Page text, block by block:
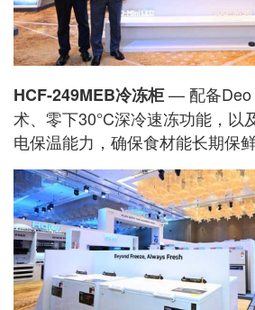
HCF-249MEB冷冻柜— 配备Deo
术、零下30°C深冷速冻功能，以
电保温能力，确保食材能长期保鲜